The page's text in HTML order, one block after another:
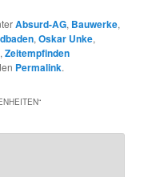
Absurd-AG, Bauwerke,
,Oskar Unke,
,Zeitempfinden
Permalink.
“